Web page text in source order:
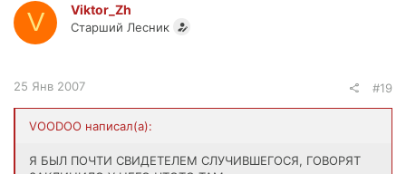
V Viktor_Zh
Старший Лесник
25 Янв 2007 #19
VООDОО написал(а):
Я БЫЛ ПОЧТИ СВИДЕТЕЛЕМ СЛУЧИВШЕГОСЯ, ГОВОРЯТ